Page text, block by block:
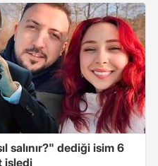
salınır?" dediği isim 6
işledi